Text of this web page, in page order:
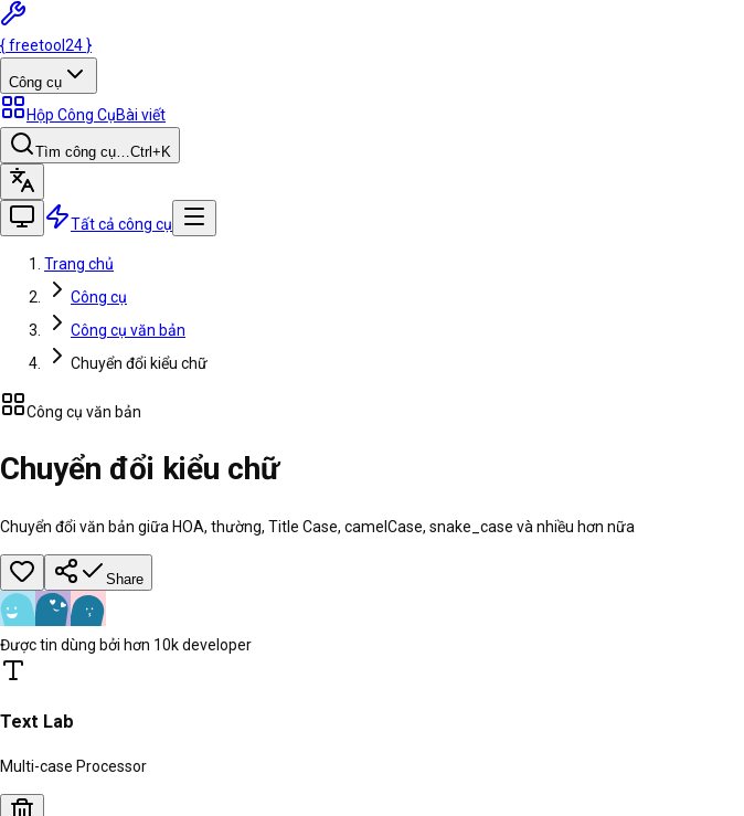
{freetool 24 }
Công cụ
Hộp Công CụBài viết
Tìm công cụ…Ctrl +K
Tất cả công cụ
Trang chủ
Công cụ
Công cụ văn bản
Chuyển đổi kiểu chữ
Công cụ văn bản
Chuyển đổi kiểu chữ
Chuyển đổi văn bản giữa HOA, thường, Title Case, camelCase, snake_case và nhiều hơn nữa
Share
Được tin dùng bởi hơn 10k developer
Text Lab
Multi-case Processor